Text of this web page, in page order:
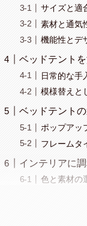
サイズと適
素材と通気
機能性とデ
ベッドテント
日常的な手
模様替えと
ベッドテント
ポップアッ
フレームタ
インテリアに
色と素材の